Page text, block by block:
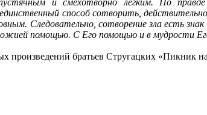
и смехотворно легким. По
способ сотворить,
Следовательно, сотворение зла есть
помощью. С Его помощью и в мудрости
произведений братьев Стругацких «Пикник